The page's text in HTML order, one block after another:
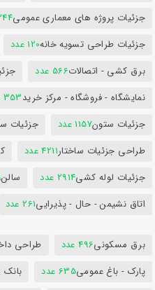
جزئیات پروژه های معماری عمومی344
جزئیات طراحی تسویه خانه120 عدد
برق کشی - اتصالات566 عدد
نمایشگاه - فروشگاه - مرکز خرید353 عدد
جزئیات ستون1157 عدد جزئیات
طراحی جزئیات ساختار4211 عدد
جزئیات لوله کشی2914 عدد سالن
اتاق نشیمن - حال - پذیرایی261 عدد
برق مسکونی496 عدد طراحی
پارک - باغ عمومی635 عدد بانک